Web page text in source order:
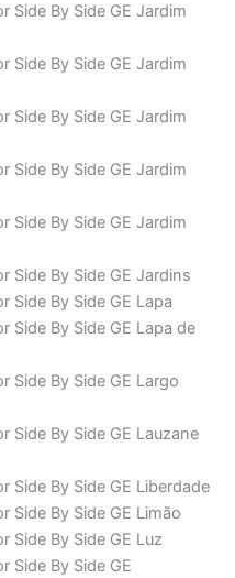
Side By Side GE Jardim
Side By Side GE Jardim
Side By Side GE Jardim
Side By Side GE Jardim
Side By Side GE Jardim
Side By Side GE Jardins
Side By Side GE Lapa
Side By Side GE Lapa de
Side By Side GE Largo
Side By Side GE Lauzane
Side By Side GE Liberdade
Side By Side GE Limão
Side By Side GE Luz
Side By Side GE